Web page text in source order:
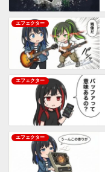
エフェクター
エフェクター
エフェクター